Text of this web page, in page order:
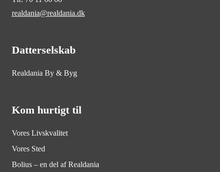
realdania@realdania.dk
Datterselskab
Realdania By & Byg
Kom hurtigt til
Vores Livskvalitet
Vores Sted
Bolius – en del af Realdania